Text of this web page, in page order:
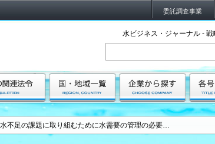
委託調査事業
水ビジネス・ジャーナル -
不足の課題に取り組むために水需要の管理の必要…